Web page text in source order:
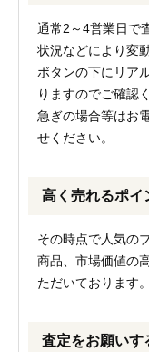
通常2～4営業日で
状況などにより変
ボタンの下にリア
りますのでご確認
急ぎの場合等はお
せください。
高く売れるポイ
その時点で人気の
商品、市場価値の
ただいております。
査定をお願いす